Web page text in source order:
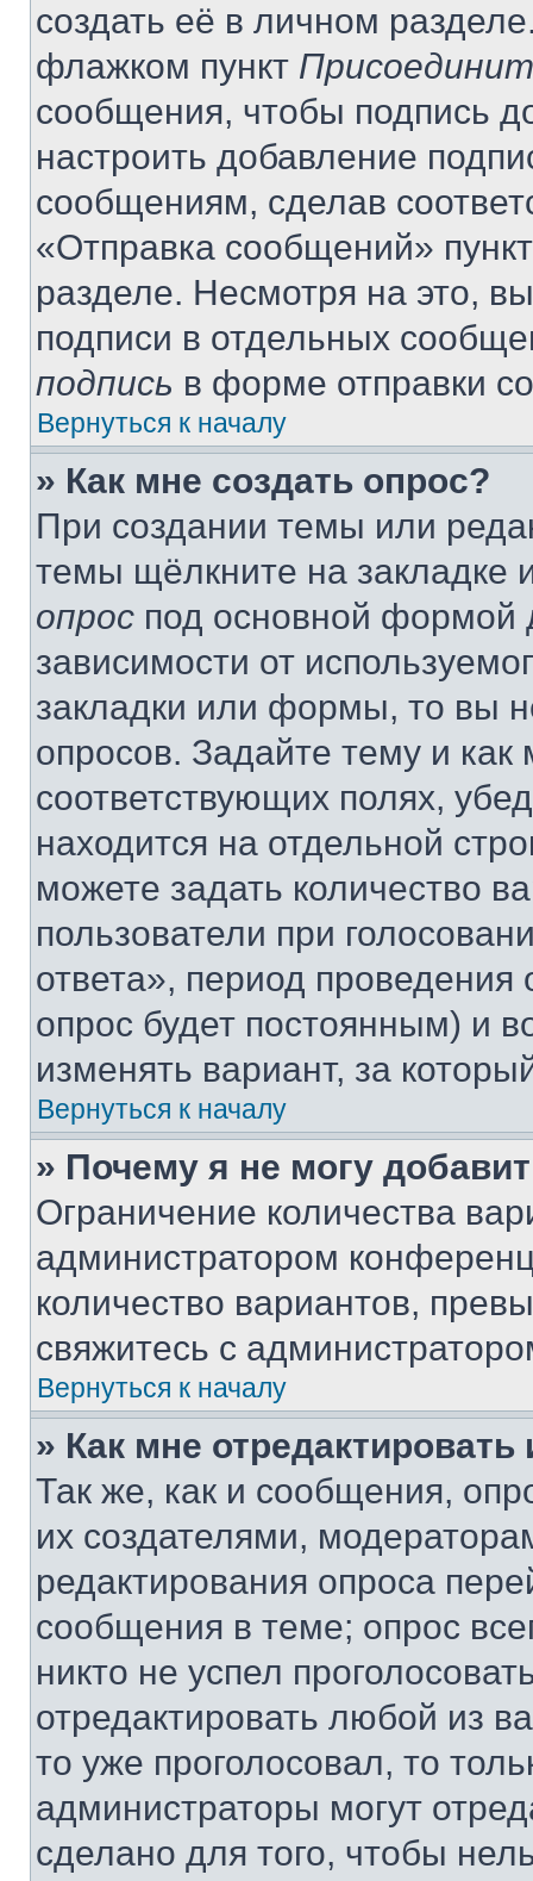
создать её в личном
флажком пункт
сообщения, чтобы подпись
настроить добавление
сообщениям, сделав
«Отправка сообщений»
разделе. Несмотря на это,
подписи в отдельных
подпись в форме отправки
Вернуться к началу
» Как мне создать опрос?
При создании темы или
темы щёлкните на
опрос под основной формой
зависимости от
закладки или формы, то вы
опросов. Задайте тему и
соответствующих полях,
находится на отдельной
можете задать количество
пользователи при
ответа», период проведения
опрос будет постоянным) и
изменять вариант, за
Вернуться к началу
» Почему я не могу
Ограничение количества
администратором
количество вариантов,
свяжитесь с
Вернуться к началу
» Как мне
Так же, как и сообщения,
их создателями,
редактирования опроса
сообщения в теме; опрос
никто не успел
отредактировать любой из
то уже проголосовал, то
администраторы могут
сделано для того, чтобы